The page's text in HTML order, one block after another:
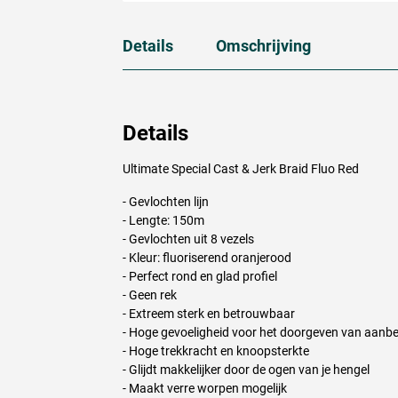
Details Omschrijving
Details
Ultimate Special Cast & Jerk Braid Fluo Red
- Gevlochten lijn
- Lengte: 150m
- Gevlochten uit 8 vezels
- Kleur: fluoriserend oranjerood
- Perfect rond en glad profiel
- Geen rek
- Extreem sterk en betrouwbaar
- Hoge gevoeligheid voor het doorgeven van
- Hoge trekkracht en knoopsterkte
- Glijdt makkelijker door de ogen van je hengel
- Maakt verre worpen mogelijk